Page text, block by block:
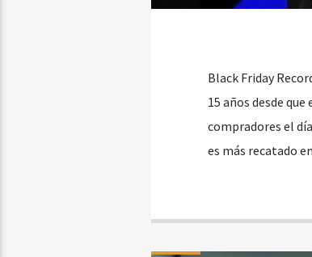
Black Friday
15 años desde
compradores el
es más recatado